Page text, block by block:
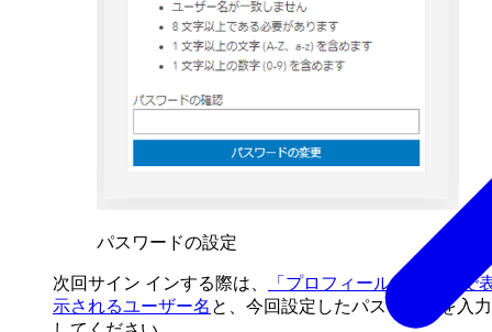
パスワードの設定
次回サイン インする際は、
「プロフィールの設定」で
示されるユーザー名 と、今回設定したパスワードを入力